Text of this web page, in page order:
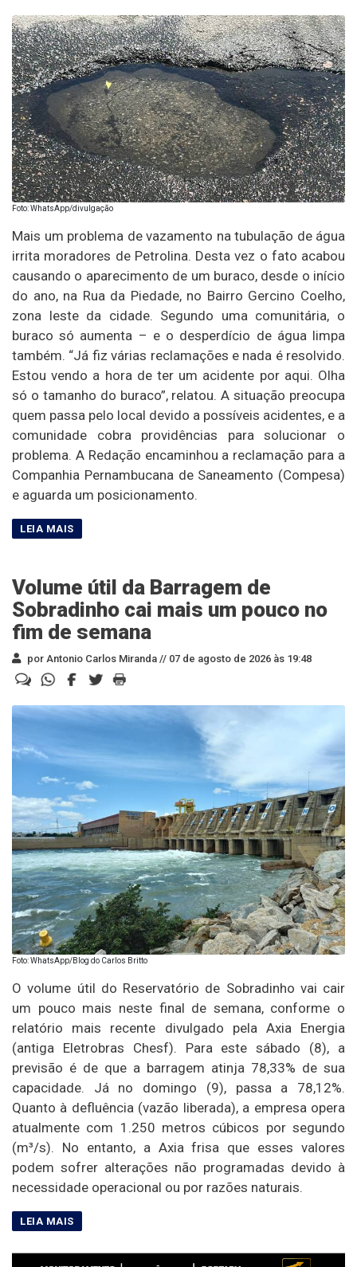
Foto: WhatsApp/divulgação
Mais um problema de vazamento na tubulação de água
irrita moradores de Petrolina. Desta vez o fato acabou
causando o aparecimento de um buraco, desde o início
do ano, na Rua da Piedade, no Bairro Gercino Coelho,
zona leste da cidade. Segundo uma comunitária, o
buraco só aumenta – e o desperdício de água limpa
também. “Já fiz várias reclamações e nada é resolvido.
Estou vendo a hora de ter um acidente por aqui. Olha
só o tamanho do buraco”, relatou. A situação preocupa
quem passa pelo local devido a possíveis acidentes, e a
comunidade cobra providências para solucionar o
problema. A Redação encaminhou a reclamação para a
Companhia Pernambucana de Saneamento (Compesa)
e aguarda um posicionamento.
Volume útil da Barragem de
Sobradinho cai mais um pouco no
fim de semana
por Antonio Carlos Miranda // 07 de agosto de 2026 às 19:48
Foto: WhatsApp/Blog do Carlos Britto
O volume útil do Reservatório de Sobradinho vai cair
um pouco mais neste final de semana, conforme o
relatório mais recente divulgado pela Axia Energia
(antiga Eletrobras Chesf). Para este sábado (8), a
previsão é de que a barragem atinja 78,33% de sua
capacidade. Já no domingo (9), passa a 78,12%.
Quanto à defluência (vazão liberada), a empresa opera
atualmente com 1.250 metros cúbicos por segundo
(m³/s). No entanto, a Axia frisa que esses valores
podem sofrer alterações não programadas devido à
necessidade operacional ou por razões naturais.